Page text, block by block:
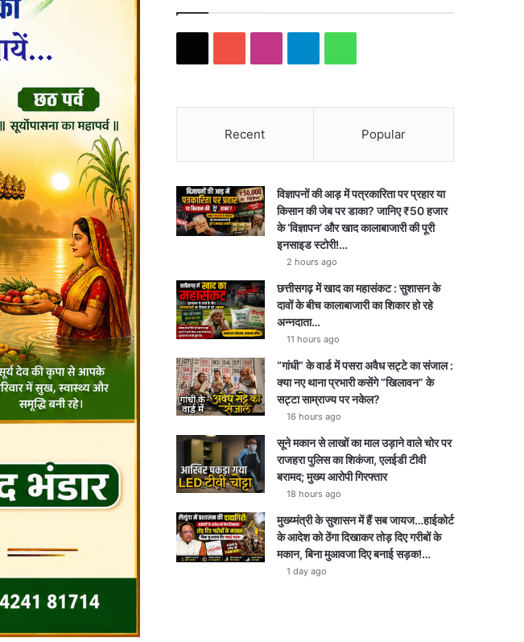
Recent Popular
विज्ञापनों की आड़ में पत्रकारिता पर प्रहार या
किसान की जेब पर डाका? जानिए ₹50 हजार
के ‘विज्ञापन’ और खाद कालाबाजारी की पूरी
इनसाइड स्टोरी!…
2 hours ago
छत्तीसगढ़ में खाद का महासंकट : सुशासन के
दावों के बीच कालाबाजारी का शिकार हो रहे
अन्नदाता…
11 hours ago
“गांधी” के वार्ड में पसरा अवैध सट्टे का संजाल :
क्या नए थाना प्रभारी कसेंगे “खिलावन” के
सट्टा साम्राज्य पर नकेल?
16 hours ago
सूने मकान से लाखों का माल उड़ाने वाले चोर पर
राजहरा पुलिस का शिकंजा, एलईडी टीवी
बरामद; मुख्य आरोपी गिरफ्तार
18 hours ago
मुख्य्मंत्री के सुशासन में हैं सब जायज…हाईकोर्ट
के आदेश को ठेंगा दिखाकर तोड़ दिए गरीबों के
मकान, बिना मुआवजा दिए बनाई सड़क!…
1 day ago